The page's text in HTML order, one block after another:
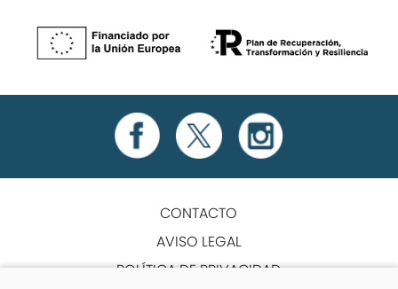
CONTACTO
AVISO LEGAL
POLÍTICA DE PRIVACIDAD